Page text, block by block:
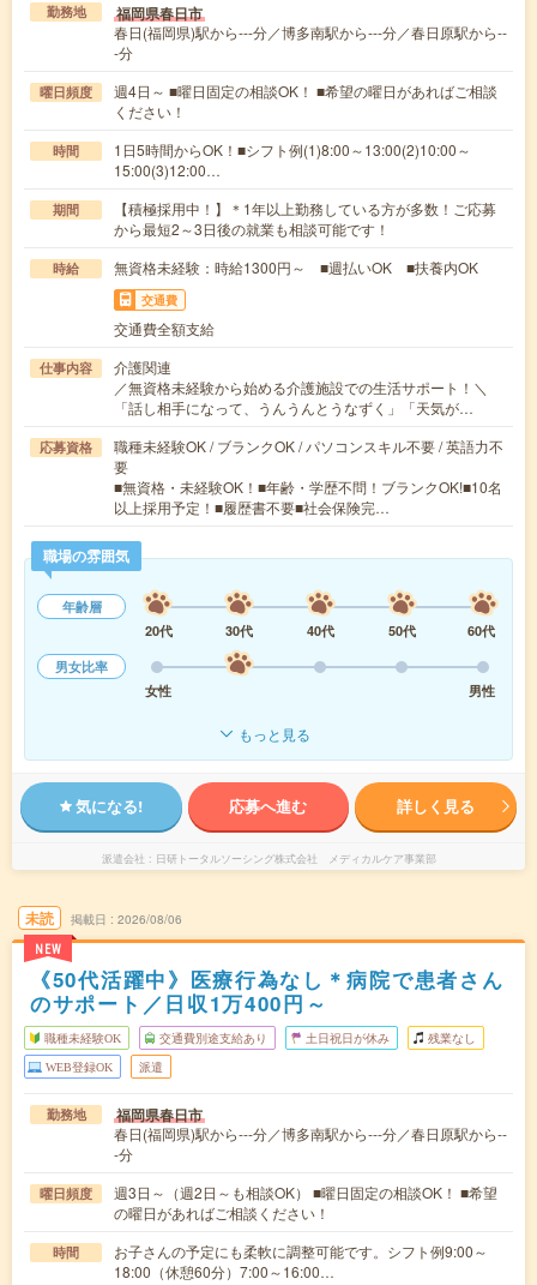
勤務地 福岡県春日市
春日(福岡県)駅から---分／博多南駅から---分／春日原駅から--
-分
曜日頻度
週4日～ ■曜日固定の相談OK！ ■希望の曜日があればご相談
ください！
時間
1日5時間からOK！■シフト例(1)8:00～13:00(2)10:00～
15:00(3)12:00…
期間
【積極採用中！】＊1年以上勤務している方が多数！ご応募
から最短2～3日後の就業も相談可能です！
時給 無資格未経験：時給1300円～ ■週払いOK ■扶養内OK
交通費
交通費全額支給
仕事内容
介護関連
／無資格未経験から始める介護施設での生活サポート！＼
「話し相手になって、うんうんとうなずく」「天気が…
応募資格
職種未経験OK / ブランクOK / パソコンスキル不要 / 英語力不
要
■無資格・未経験OK！■年齢・学歴不問！ブランクOK!■10名
以上採用予定！■履歴書不要■社会保険完…
職場の雰囲気
年齢層
20代
30代 40代 50代
60代
男女比率
女性
男性
もっと見る
気になる! 応募へ進む 詳しく見る
派遣会社 日研トータルソーシング株式会社 メディカルケア事業部
未読
NEW
掲載日 2026/08/06
《50代活躍中》医療行為なし＊病院で患者さん
のサポート／日収1万400円～
職種未経験OK 交通費別途支給あり 土日祝日が休み 残業なし
WEB登録OK 派遣
勤務地 福岡県春日市
春日(福岡県)駅から---分／博多南駅から---分／春日原駅から--
-分
曜日頻度
週3日～（週2日～も相談OK） ■曜日固定の相談OK！ ■希望
の曜日があればご相談ください！
時間
お子さんの予定にも柔軟に調整可能です。シフト例9:00～
18:00（休憩60分）7:00～16:00…